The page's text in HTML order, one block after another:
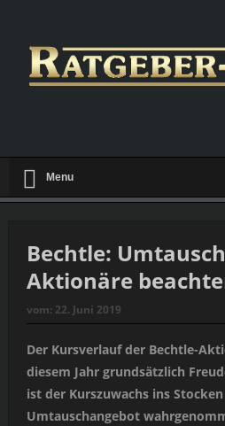
Menu
Bechtle:
Aktionäre
vom: 22. Juni 2019
Der Kursverlauf der Bechtle-
diesem Jahr grundsätzlich
ist der Kurszuwachs ins
Umtauschangebot